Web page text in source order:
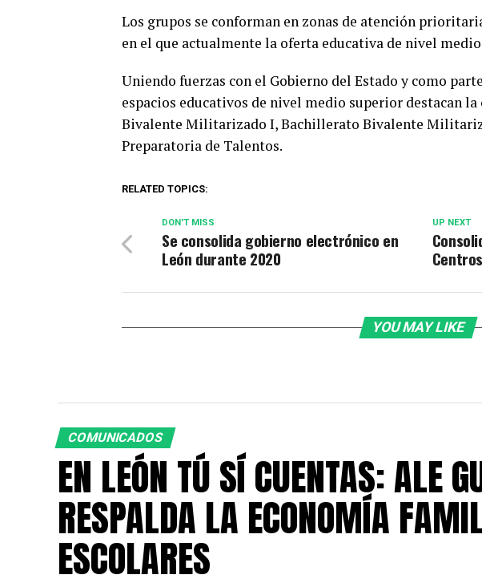
Los grupos se conforman en zonas de atención
en el que actualmente la oferta educativa de nivel
Uniendo fuerzas con el Gobierno del Estado y como
espacios educativos de nivel medio superior destacan
Bivalente Militarizado I, Bachillerato Bivalente
Preparatoria de Talentos.
RELATED TOPICS:
UP NEXT
DON'T MISS
Se consolida gobierno electrónico en
León durante 2020
YOU MAY LIKE
COMUNICADOS
EN LEÓN TÚ SÍ CUENTAS: ALE
RESPALDA LA ECONOMÍA
ESCOLARES